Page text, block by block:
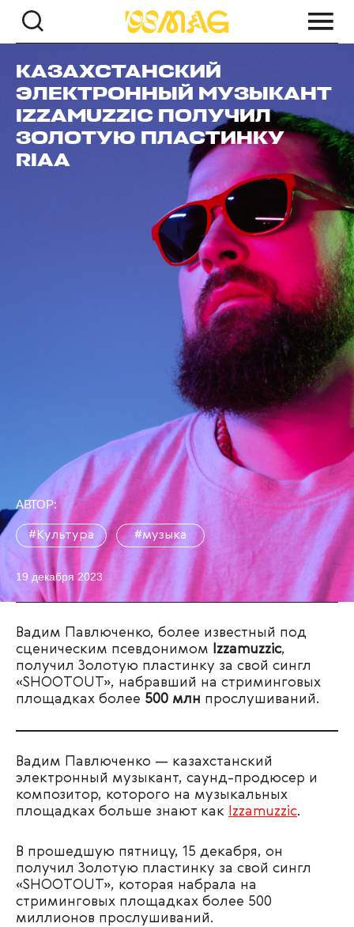
КАЗАХСТАНСКИЙ
ЭЛЕКТРОННЫЙ МУЗЫКАНТ
IZZAMUZZIC ПОЛУЧИЛ
ЗОЛОТУЮ ПЛАСТИНКУ
RIAA
АВТОР:
#Культура #музыка
19 декабря 2023
Вадим Павлюченко, более известный под
сценическим псевдонимом
Izzamuzzic,
получил Золотую пластинку за свой сингл
«‎SHOOTOUT», набравший на стриминговых
площадках более 500 млн прослушиваний.
Вадим Павлюченко — казахстанский
электронный музыкант, саунд-продюсер и
композитор, которого на музыкальных
площадках больше знают как
Izzamuzzic.
В прошедшую пятницу, 15 декабря, он
получил Золотую пластинку за свой сингл
«‎SHOOTOUT», которая набрала на
стриминговых площадках более 500
миллионов прослушиваний.